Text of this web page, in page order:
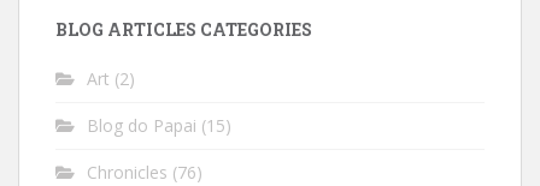
BLOG ARTICLES CATEGORIES
Art (2)
Blog do Papai (15)
Chronicles (76)